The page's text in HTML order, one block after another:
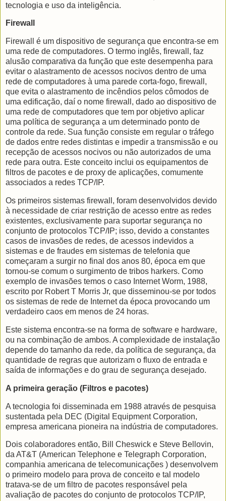
tecnologia e uso da inteligência.
Firewall
Firewall é um dispositivo de segurança que encontra-se em
uma rede de computadores. O termo inglês, firewall, faz
alusão comparativa da função que este desempenha para
evitar o alastramento de acessos nocivos dentro de uma
rede de computadores à uma parede corta-fogo, firewall,
que evita o alastramento de incêndios pelos cômodos de
uma edificação, daí o nome firewall, dado ao dispositivo de
uma rede de computadores que tem por objetivo aplicar
uma política de segurança a um determinado ponto de
controle da rede. Sua função consiste em regular o tráfego
de dados entre redes distintas e impedir a transmissão e ou
recepção de acessos nocivos ou não autorizados de uma
rede para outra. Este conceito inclui os equipamentos de
filtros de pacotes e de proxy de aplicações, comumente
associados a redes TCP/IP.
Os primeiros sistemas firewall, foram desenvolvidos devido
à necessidade de criar restrição de acesso entre as redes
existentes, exclusivamente para suportar segurança no
conjunto de protocolos TCP/IP; isso, devido a constantes
casos de invasões de redes, de acessos indevidos a
sistemas e de fraudes em sistemas de telefonia que
começaram a surgir no final dos anos 80, época em que
tornou-se comum o surgimento de tribos harkers. Como
exemplo de invasões temos o caso Internet Worm, 1988,
escrito por Robert T Morris Jr, que disseminou-se por todos
os sistemas de rede de Internet da época provocando um
verdadeiro caos em menos de 24 horas.
Este sistema encontra-se na forma de software e hardware,
ou na combinação de ambos. A complexidade de instalação
depende do tamanho da rede, da política de segurança, da
quantidade de regras que autorizam o fluxo de entrada e
saída de informações e do grau de segurança desejado.
A primeira geração (Filtros e pacotes)
A tecnologia foi disseminada em 1988 através de pesquisa
sustentada pela DEC (Digital Equipment Corporation,
empresa americana pioneira na indústria de computadores.
Dois colaboradores então, Bill Cheswick e Steve Bellovin,
da AT&T (American Telephone e Telegraph Corporation,
companhia americana de telecomunicações ) desenvolvem
o primeiro modelo para prova de conceito e tal modelo
tratava-se de um filtro de pacotes responsável pela
avaliação de pacotes do conjunto de protocolos TCP/IP,